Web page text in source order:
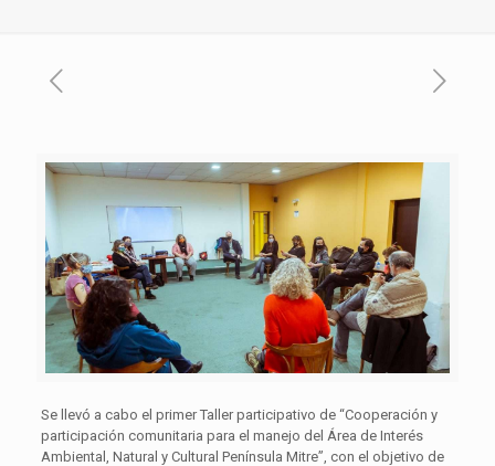
Se llevó a cabo el primer Taller participativo de “Cooperación y
participación comunitaria para el manejo del Área de Interés
Ambiental, Natural y Cultural Península Mitre”, con el objetivo de